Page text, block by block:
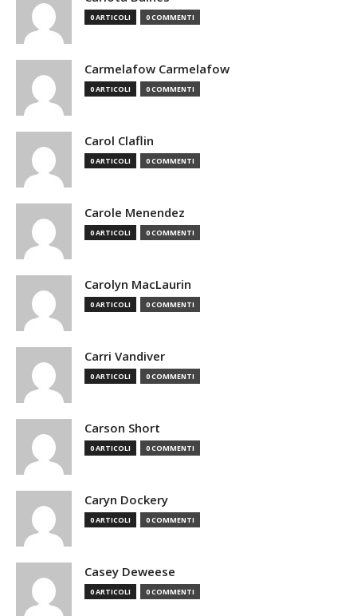
0 ARTICOLI 0 COMMENTI
Carmelafow Carmelafow
0 ARTICOLI 0 COMMENTI
Carol Claflin
0 ARTICOLI 0 COMMENTI
Carole Menendez
0 ARTICOLI 0 COMMENTI
Carolyn MacLaurin
0 ARTICOLI 0 COMMENTI
Carri Vandiver
0 ARTICOLI 0 COMMENTI
Carson Short
0 ARTICOLI 0 COMMENTI
Caryn Dockery
0 ARTICOLI 0 COMMENTI
Casey Deweese
0 ARTICOLI 0 COMMENTI